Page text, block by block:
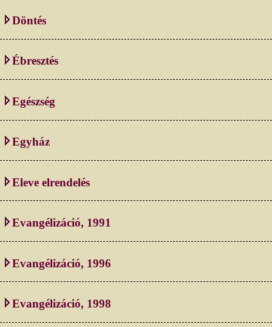
Döntés
Ébresztés
Egészség
Egyház
Eleve elrendelés
Evangélizáció, 1991
Evangélizáció, 1996
Evangélizáció, 1998